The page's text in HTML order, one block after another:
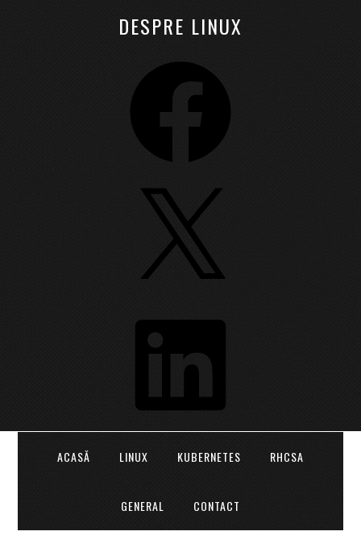
DESPRE LINUX
ACASĂ LINUX KUBERNETES RHCSA
GENERAL CONTACT